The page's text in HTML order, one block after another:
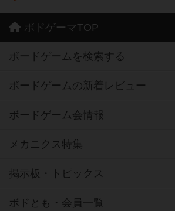
ボドゲーマTOP
ボードゲームを検索する
ボードゲームの新着レビュー
ボードゲーム会情報
メカニクス特集
掲示板・トピックス
ボドとも・会員一覧